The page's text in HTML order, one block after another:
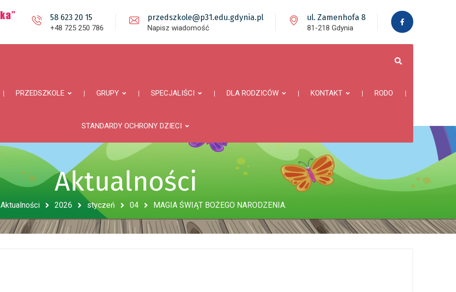
58 623 20 15
+48 725 250 786
przedszkole@p31.edu.gdynia.pl
Napisz wiadomość
ul. Zamenhofa 8
81-218 Gdynia
PRZEDSZKOLE GRUPY SPECJALIŚCI DLA RODZICÓW KONTAKT RODO
STANDARDY OCHRONY DZIECI
Aktualności
Aktualności 2026 styczeń 04 MAGIA ŚWIĄT BOŻEGO NARODZENIA.